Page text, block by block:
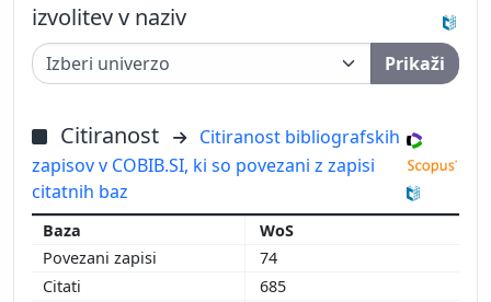
izvolitev v naziv
Prikaži
Citiranost
Citiranost bibliografskih
zapisov v COBIB.SI, ki so povezani z zapisi
citatnih baz
WoS
74
685